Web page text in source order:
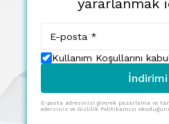
yararlanmak
Kullanım Koşullarını
E-posta adresinizi girerek pazarlama ve
edersiniz ve Gizlilik Politikamızı